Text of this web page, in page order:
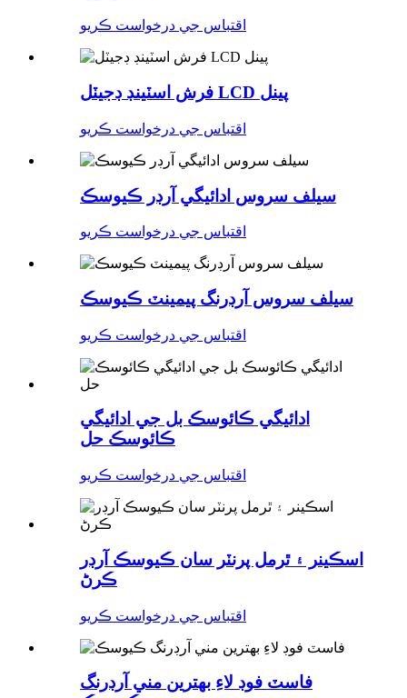
اقتباس جي درخواست ڪريو
فرش اسٽينڊ ڊجيٽل LCD پينل
اقتباس جي درخواست ڪريو
سيلف سروس ادائيگي آرڊر ڪيوسڪ
اقتباس جي درخواست ڪريو
سيلف سروس آرڊرنگ پيمينٽ ڪيوسڪ
اقتباس جي درخواست ڪريو
ادائيگي ڪائوسڪ بل جي ادائيگي
ڪائوسڪ حل
اقتباس جي درخواست ڪريو
اسڪينر ۽ ٿرمل پرنٽر سان ڪيوسڪ آرڊر
ڪرڻ
اقتباس جي درخواست ڪريو
فاسٽ فوڊ لاءِ بهترين مني آرڊرنگ